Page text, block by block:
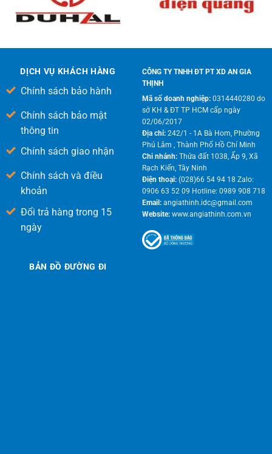
DỊCH VỤ KHÁCH HÀNG
Chính sách bảo hành
Chính sách bảo mật
thông tin
Chính sách giao nhận
Chính sách và điều
khoản
Đổi trả hàng trong 15
ngày
CÔNG TY TNHH ĐT PT XD AN GIA
THỊNH
Mã số doanh nghiệp:0314440280 do
sở KH & ĐT TP HCM cấp ngày
02/06/2017
Địa chỉ:242/1 - 1A Bà Hom, Phường
Phú Lâm , Thành Phố Hồ Chí Minh
Chi nhánh: Thửa đất 1038, Ấp 9, Xã
Rạch Kiến, Tây Ninh
Điện thoại:(028)66 54 94 18 Zalo:
0906 63 52 09 Hotline: 0989 908 718
Email:angiathinh.idc@gmail.com
Website:www.angiathinh.com.vn
BẢN ĐỒ ĐƯỜNG ĐI